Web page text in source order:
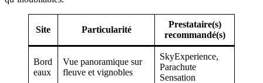
Site Particularité
Prestataire(s)
recommandé(s)
Bord
eaux
Vue panoramique sur
fleuve et vignobles
SkyExperience,
Parachute
Sensation